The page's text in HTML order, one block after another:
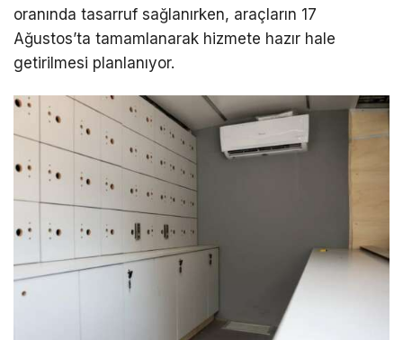
oranında tasarruf sağlanırken, araçların 17
Ağustos’ta tamamlanarak hizmete hazır hale
getirilmesi planlanıyor.